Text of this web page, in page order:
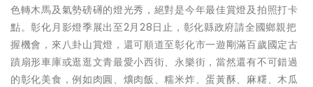
色轉木馬及氣勢磅礡的燈光秀，絕對是今年最佳賞燈及拍照打卡
點。彰化月影燈季展出至2月28日止，彰化縣政府請全國鄉親把
握機會，來八卦山賞燈，還可順道至彰化市一遊剛滿百歲國定古
蹟扇形車庫或逛逛文青最愛小西街、永樂街，當然還有不可錯過
的彰化美食，例如肉圓、爌肉飯、糯米炸、蛋黃酥、麻糬、木瓜